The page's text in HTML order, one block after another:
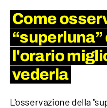
Come
l'orario
vederla
L'osservazione della